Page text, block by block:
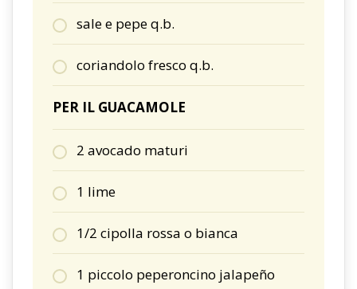
sale e pepe q.b.
coriandolo fresco q.b.
PER IL GUACAMOLE
2 avocado maturi
1 lime
1/2 cipolla rossa o bianca
1 piccolo peperoncino jalapeño